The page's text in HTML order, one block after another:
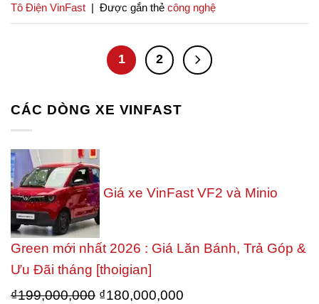
CÁC DÒNG XE VINFAST
Giá xe VinFast VF2 và Minio
Green mới nhất 2026 : Giá Lăn Bánh, Trả Góp &
Ưu Đãi tháng [thoigian]
₫199,000,000 Giá
₫180,000,000
Tô Điện VinFast | Được gắn thẻ công nghệ
1 2